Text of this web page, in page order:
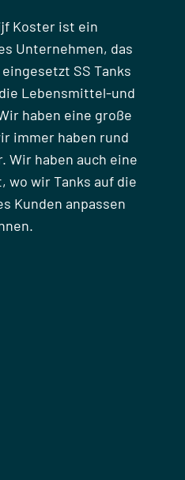
Koster ist ein
Unternehmen, das
SS Tanks
Lebensmittel-und
haben eine große
immer haben rund
Wir haben auch eine
wo wir Tanks auf die
Kunden anpassen